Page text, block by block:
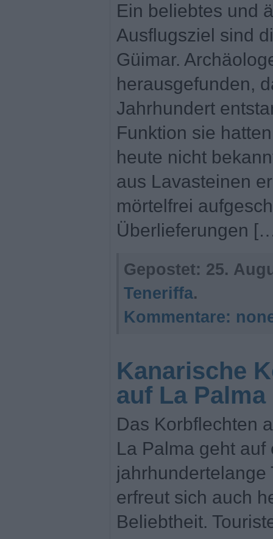
Ein beliebtes und
Ausflugsziel sind
Güimar.
herausgefunden,
Jahrhundert
Funktion sie
heute nicht
aus Lavasteinen
mörtelfrei
Überlieferungen
Gepostet: 25.
Teneriffa.
Kommentare:
Kanarische
auf La Palma
Das Korbflechten
La Palma geht auf
jahrhundertelange
erfreut sich auch
Beliebtheit.